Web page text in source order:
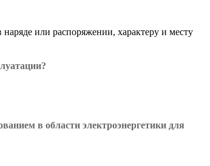
или распоряжении, характеру и месту
в области электроэнергетики для